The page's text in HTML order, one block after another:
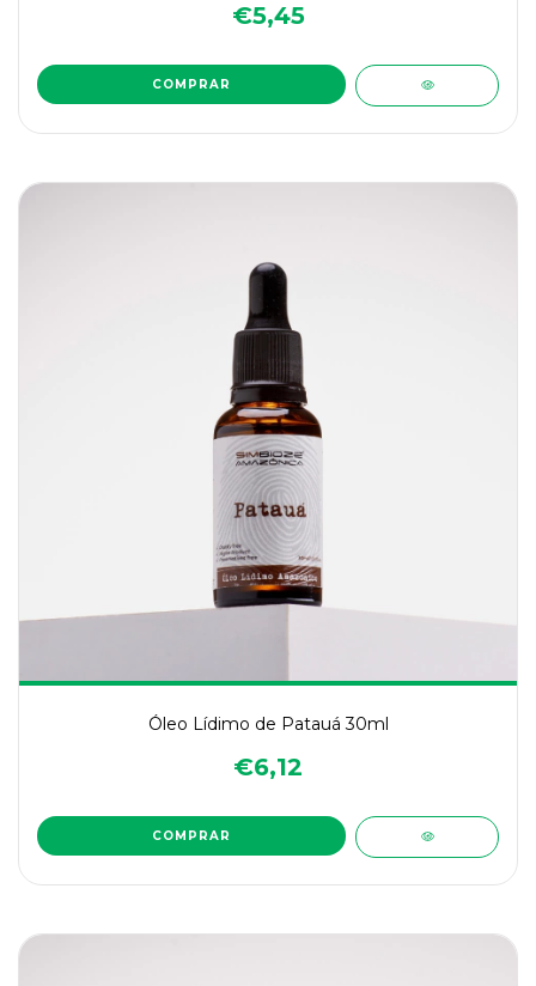
€5,45
Óleo Lídimo de Patauá 30ml
€6,12